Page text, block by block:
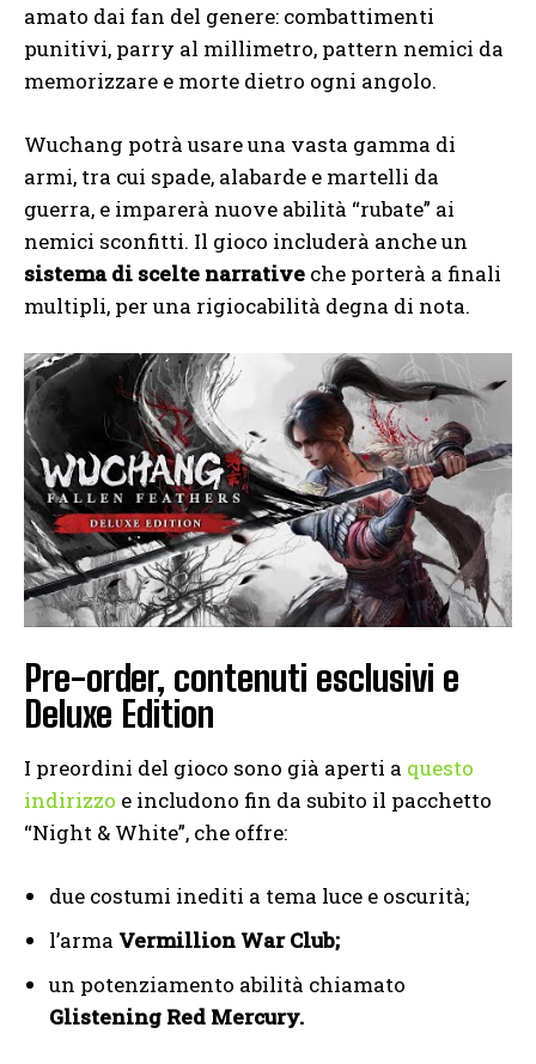
amato dai fan del genere: combattimenti
punitivi, parry al millimetro, pattern nemici da
memorizzare e morte dietro ogni angolo.
Wuchang potrà usare una vasta gamma di
armi, tra cui spade, alabarde e martelli da
guerra, e imparerà nuove abilità “rubate” ai
nemici sconfitti. Il gioco includerà anche un
sistema di scelte narrative che porterà a finali
multipli, per una rigiocabilità degna di nota.
Pre-order, contenuti esclusivi e
Deluxe Edition
I preordini del gioco sono già aperti a questo
indirizzo e includono fin da subito il pacchetto
“Night & White”, che offre:
due costumi inediti a tema luce e oscurità;
l’arma Vermillion War Club;
un potenziamento abilità chiamato
Glistening Red Mercury.